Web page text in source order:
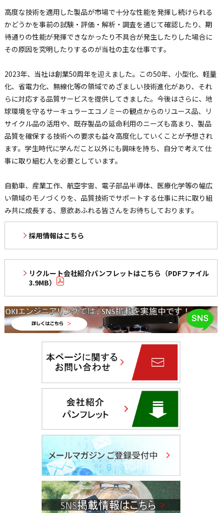
高度な技術を適用した製品が市場で十分な性能を発揮し続けられる
かどうかを事前の試験・評価・解析・調査を通じて確認したり、期
待通りの性能が発揮できなかったり不具合が発生したりした場合に
その原因を究明したりするのが当社の主な仕事です。
2023年、当社は創業50周年を迎えました。この50年、小型化、軽量
化、省電力化、無線化等の領域でめざましい技術進化があり、それ
らに対応する品質サービスを提供してきました。今後はさらに、地
球環境を守るサーキュラーエコノミーの観点からのリユース品、リ
サイクル品の活用や、既存製品の延命利用のニーズも高まり、製品
品質を確保する技術への要求も益々高度化していくことが予想され
ます。学生時代に学んだこと以外にも興味を持ち、自分で考えて仕
事に取り組む人を必要としています。
自動車、産業工作、航空宇宙、電子部品半導体、医療化学等の幅広
い領域のモノづくりを、品質技術でサポートする仕事に共に取り組
み共に成長する、意欲あふれる皆さんをお待ちしております。
採用情報はこちら
リクルート会社紹介パンフレットはこちら（PDFファイル
3.9MB）